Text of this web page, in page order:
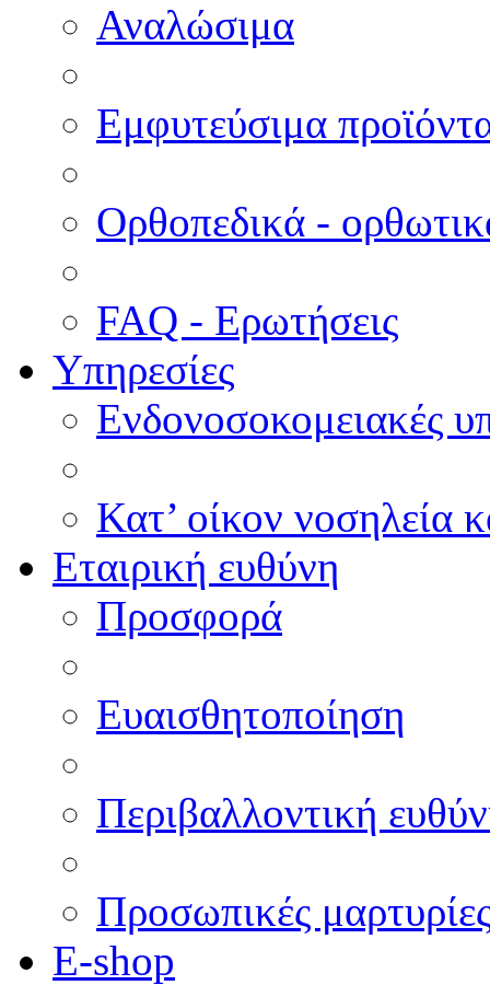
Αναλώσιμα
Εμφυτεύσιμα
Ορθοπεδικά -
FAQ - Ερωτήσεις
Υπηρεσίες
Ενδονοσοκομειακές
Κατ’ οίκον νοσηλεία
Εταιρική ευθύνη
Προσφορά
Ευαισθητοποίηση
Περιβαλλοντική
Προσωπικές
E-shop